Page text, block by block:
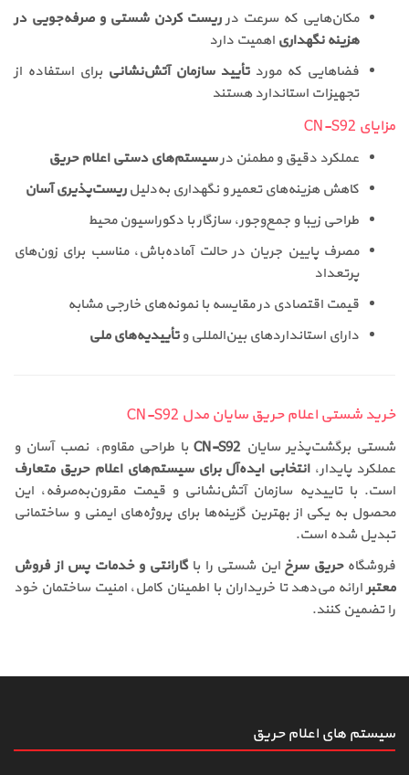
مکان‌هایی که سرعت درریست کردن شستی و صرفه‌جویی در
هزینه نگهداری اهمیت دارد
فضاهایی که موردتأیید سازمان آتش‌نشانی برای استفاده از
تجهیزات استاندارد هستند
مزایای CN-S92
عملکرد دقیق و مطمئن درسیستم‌های دستی اعلام حریق
کاهش هزینه‌های تعمیر و نگهداری به‌دلیلریست‌پذیری آسان
طراحی زیبا و جمع‌وجور، سازگار با دکوراسیون محیط
مصرف پایین جریان در حالت آماده‌باش، مناسب برای زون‌های
پرتعداد
قیمت اقتصادی در مقایسه با نمونه‌های خارجی مشابه
دارای استانداردهای بین‌المللی وتأییدیه‌های ملی
خرید شستی اعلام حریق سایان مدل CN-S92
شستی برگشت‌پذیر سایانCN-S92با طراحی مقاوم، نصب آسان و
عملکرد پایدار،انتخابی ایده‌آل برای سیستم‌های اعلام حریق متعارف
است. با تاییدیه سازمان آتش‌نشانی و قیمت مقرون‌به‌صرفه، این
محصول به یکی از بهترین گزینه‌ها برای پروژه‌های ایمنی و ساختمانی
تبدیل شده است.
فروشگاهحریق سرخ این شستی را باگارانتی و خدمات پس از فروش
معتبرارائه می‌دهد تا خریداران با اطمینان کامل، امنیت ساختمان خود
را تضمین کنند.
سیستم های اعلام حریق